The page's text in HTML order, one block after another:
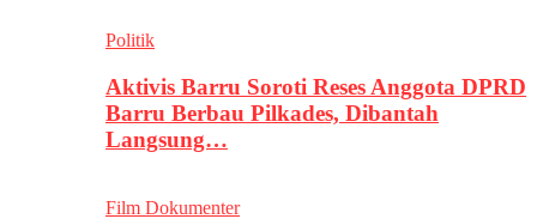
Politik
Aktivis Barru Soroti Reses Anggota DPRD
Barru Berbau Pilkades, Dibantah
Langsung…
Film Dokumenter